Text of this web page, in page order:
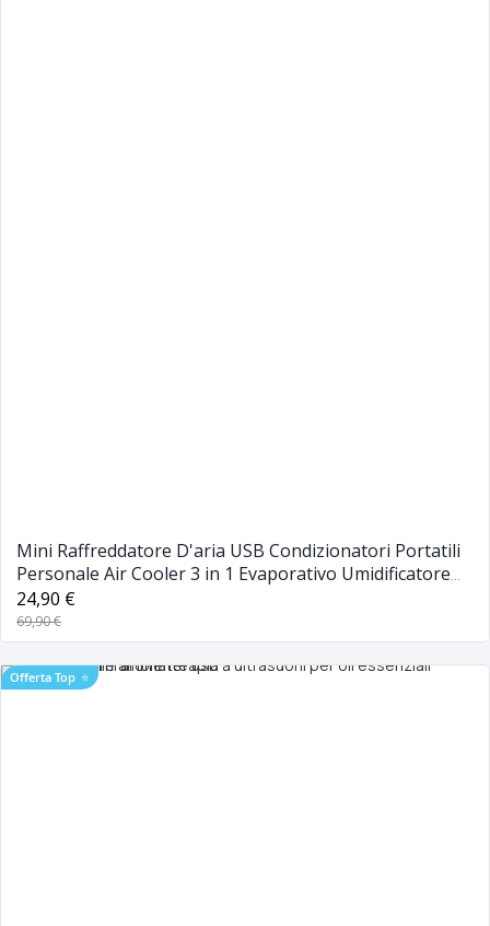
Mini Raffreddatore D'aria USB Condizionatori Portatili
Personale Air Cooler 3 in 1 Evaporativo Umidificatore
Purificatore con 3 Velocità 7 Colori Luce per Casa Ufficio
24,90 €
69,90 €
Offerta Top ⭐